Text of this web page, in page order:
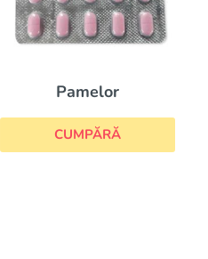
Acamprosate
CUMPĂRĂ